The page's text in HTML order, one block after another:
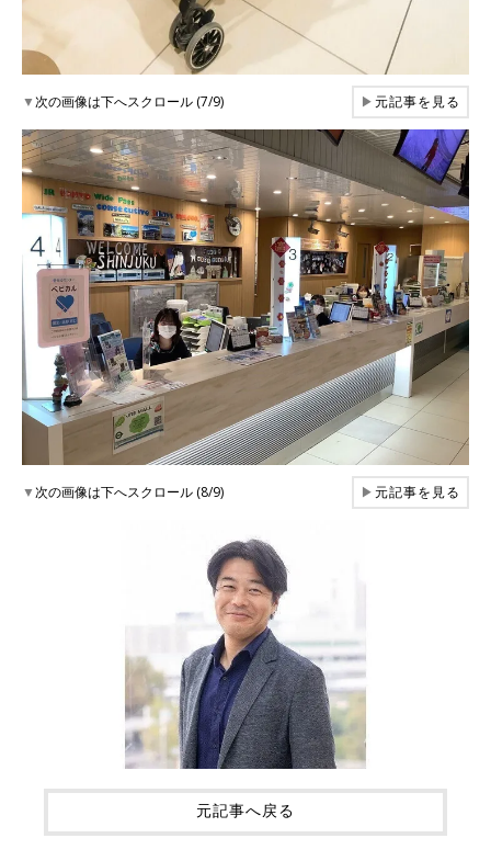
▼次の画像は下へスクロール (7/9) ▶元記事を見る
▼次の画像は下へスクロール (8/9) ▶元記事を見る
元記事へ戻る